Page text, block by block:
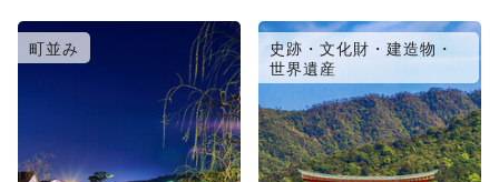
町並み
史跡・文化財・建造物・
世界遺産